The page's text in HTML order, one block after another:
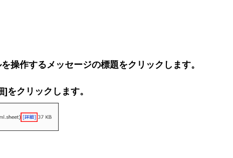
操作するメッセージの標題をクリックします。
をクリックします。